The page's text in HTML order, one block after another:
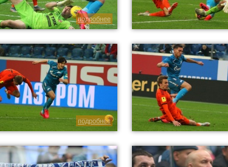
подробнее
подробнее